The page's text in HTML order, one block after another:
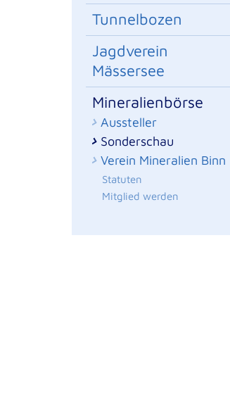
Tunnelbozen
Jagdverein
Mässersee
Mineralienbörse
Aussteller
Sonderschau
Verein Mineralien Binn
Statuten
Mitglied werden